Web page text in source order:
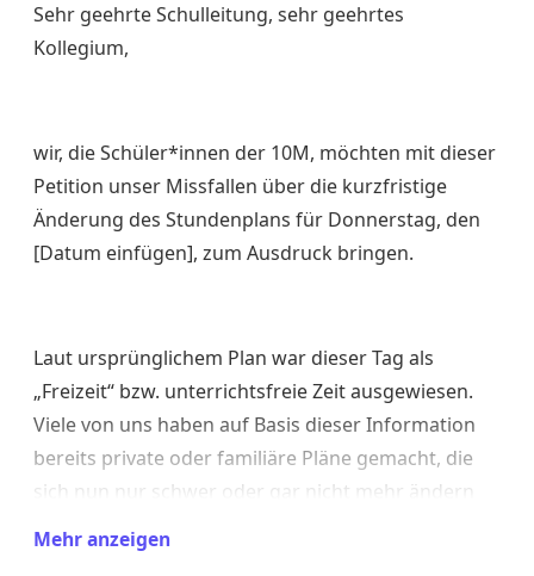
Sehr geehrte Schulleitung, sehr geehrtes
Kollegium,
wir, die Schüler*innen der 10M, möchten mit dieser
Petition unser Missfallen über die kurzfristige
Änderung des Stundenplans für Donnerstag, den
[Datum einfügen], zum Ausdruck bringen.
Laut ursprünglichem Plan war dieser Tag als
„Freizeit“ bzw. unterrichtsfreie Zeit ausgewiesen.
Viele von uns haben auf Basis dieser Information
bereits private oder familiäre Pläne gemacht, die
sich nun nur schwer oder gar nicht mehr ändern
Olympiade – ohne ausreichende Vorankündigung –
Mehr anzeigen